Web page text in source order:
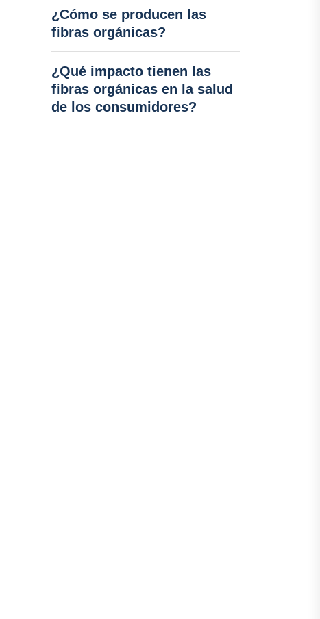
¿Cómo se producen las
fibras orgánicas?
¿Qué impacto tienen las
fibras orgánicas en la salud
de los consumidores?